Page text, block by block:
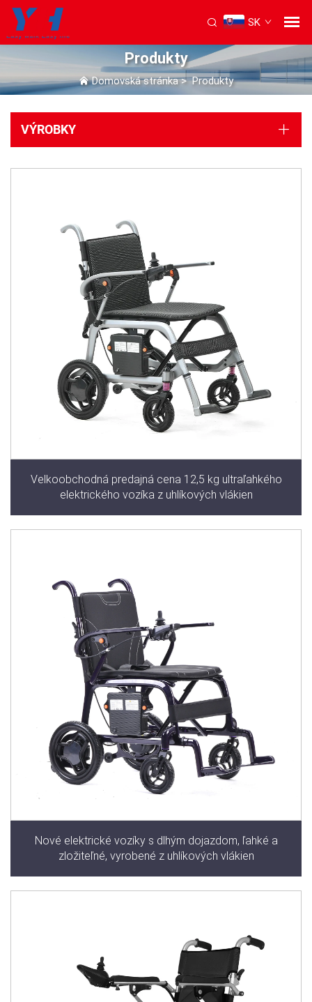
SK
Produkty
Domovská stránka>Produkty
VÝROBKY
Velkoobchodná predajná cena 12,5 kg ultraľahkého
elektrického vozíka z uhlíkových vlákien
Nové elektrické vozíky s dlhým dojazdom, ľahké a
zložiteľné, vyrobené z uhlíkových vlákien